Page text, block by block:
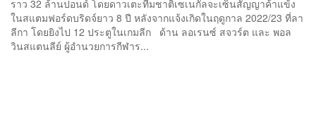
ราว 32 ล้านปอนด์ โดยดาวเตะทีมชาติเซเนกัลจะเซ็นสัญญาค้าแข้ง
ในสแตมฟอร์ดบริดจ์ยาว 8 ปี หลังจากแจ้งเกิดในฤดูกาล 2022/23 ที่ลา
ลีกา โดยยิงไป 12 ประตูในเกมลีก ด้าน ลอเรนซ์ สจวร์ต และ พอล
วินสแตนลีย์ ผู้อำนวยการกีฬาร...